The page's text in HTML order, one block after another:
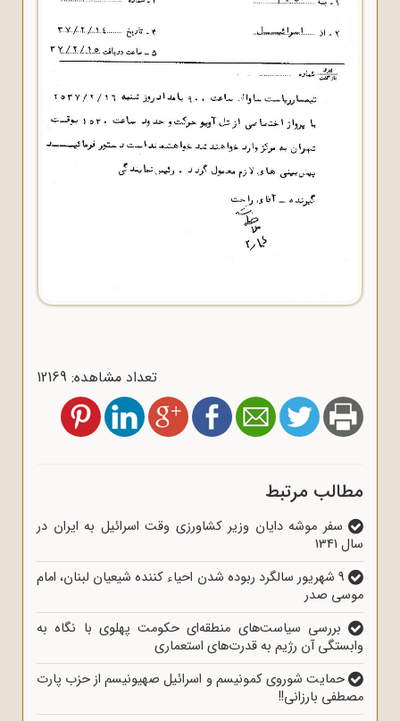
تعداد مشاهده: 12169
مرتبط
سفر موشه دایان وزیر کشاورزی وقت اسرائیل به ایران‌ در
9 شهریور سالگرد ربوده شدن احیاء کننده شیعیان لبنان، امام
صدر
بررسی سیاست‌های منطقه‌ای حکومت پهلوی با نگاه به
آن رژیم به قدرت‌های استعماری
حمایت شوروی کمونیسم و اسرائیل صهیونیسم از حزب پارت
بارزانی!!